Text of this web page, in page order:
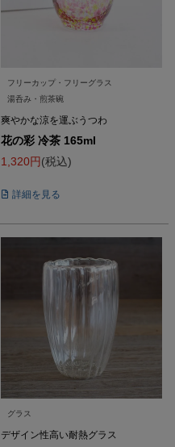
フリーカップ・フリーグラス
湯呑み・煎茶碗
爽やかな涼を運ぶうつわ
花の彩 冷茶 165ml
1,320
税込
詳細を見る
グラス
デザイン性高い耐熱グラス